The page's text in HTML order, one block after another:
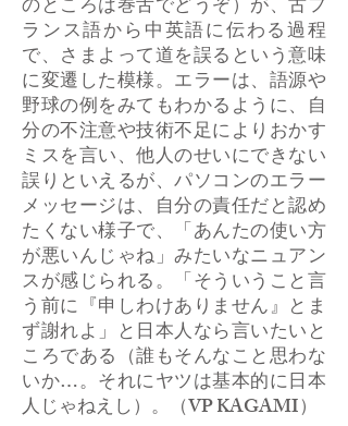
のところは巻舌でどうぞ）が、古フ
ランス語から中英語に伝わる過程
で、さまよって道を誤るという意味
に変遷した模様。エラーは、語源や
野球の例をみてもわかるように、自
分の不注意や技術不足によりおかす
ミスを言い、他人のせいにできない
誤りといえるが、パソコンのエラー
メッセージは、自分の責任だと認め
たくない様子で、「あんたの使い方
が悪いんじゃね」みたいなニュアン
スが感じられる。「そういうこと言
う前に『申しわけありません』とま
ず謝れよ」と日本人なら言いたいと
ころである（誰もそんなこと思わな
いか…。それにヤツは基本的に日本
人じゃねえし）。（VP KAGAMI）